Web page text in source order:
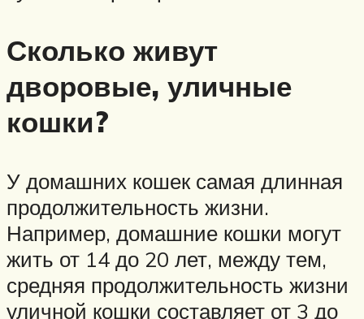
Сколько живут
дворовые, уличные
кошки?
У домашних кошек самая длинная
продолжительность жизни.
Например, домашние кошки могут
жить от 14 до 20 лет, между тем,
средняя продолжительность жизни
уличной кошки составляет от 3 до